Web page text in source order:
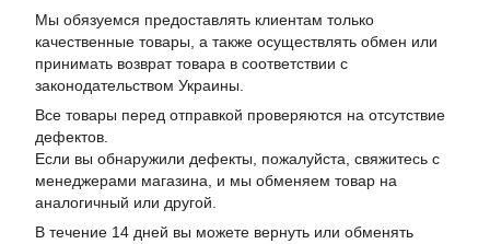
Мы обязуемся предоставлять клиентам только
качественные товары, а также осуществлять обмен или
принимать возврат товара в соответствии с
законодательством Украины.
Все товары перед отправкой проверяются на отсутствие
дефектов.
Если вы обнаружили дефекты, пожалуйста, свяжитесь с
менеджерами магазина, и мы обменяем товар на
аналогичный или другой.
В течение 14 дней вы можете вернуть или обменять